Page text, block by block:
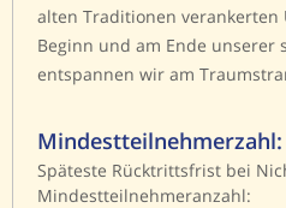
alten Traditionen verankerten
Beginn und am Ende unserer
entspannen wir am
Mindestteilnehmerzahl:
Späteste Rücktrittsfrist bei
Mindestteilnehmeranzahl: